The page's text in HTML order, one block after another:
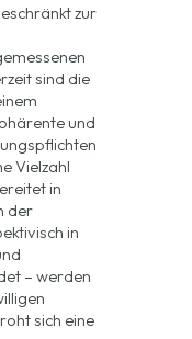
zur
sind die
und
Vielzahl
in
der
in
– werden
sich eine